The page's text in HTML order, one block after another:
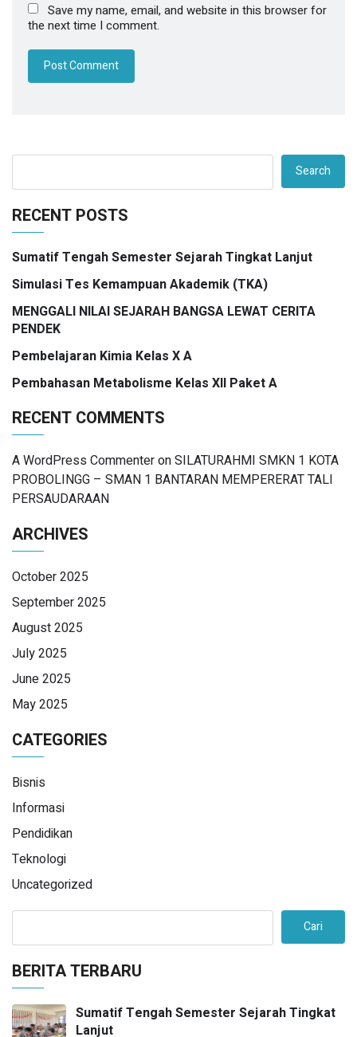
Save my name, email, and website in this browser for
the next time I comment.
Search
RECENT POSTS
Sumatif Tengah Semester Sejarah Tingkat Lanjut
Simulasi Tes Kemampuan Akademik (TKA)
MENGGALI NILAI SEJARAH BANGSA LEWAT CERITA
PENDEK
Pembelajaran Kimia Kelas X A
Pembahasan Metabolisme Kelas XII Paket A
RECENT COMMENTS
A WordPress CommenteronSILATURAHMI SMKN 1 KOTA
PROBOLINGG – SMAN 1 BANTARAN MEMPERERAT TALI
PERSAUDARAAN
ARCHIVES
October 2025
September 2025
August 2025
July 2025
June 2025
May 2025
CATEGORIES
Bisnis
Informasi
Pendidikan
Teknologi
Uncategorized
Cari
BERITA TERBARU
Sumatif Tengah Semester Sejarah Tingkat
Lanjut